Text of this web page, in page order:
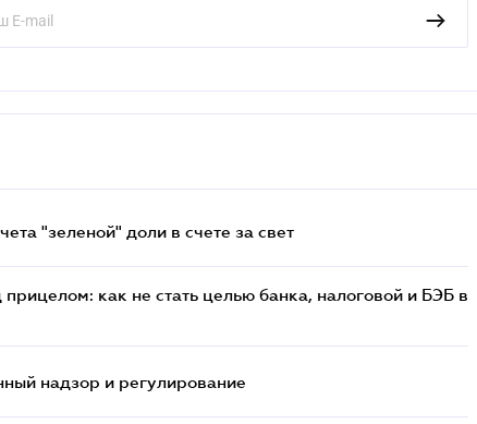
"зеленой" доли в счете за свет
как не стать целью банка, налоговой и БЭБ в
надзор и регулирование